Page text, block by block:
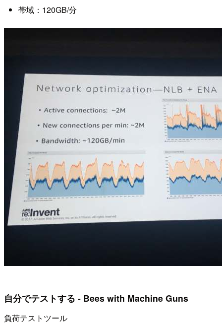
帯域：120GB/分
自分でテストする - Bees with Machine Guns
負荷テストツール